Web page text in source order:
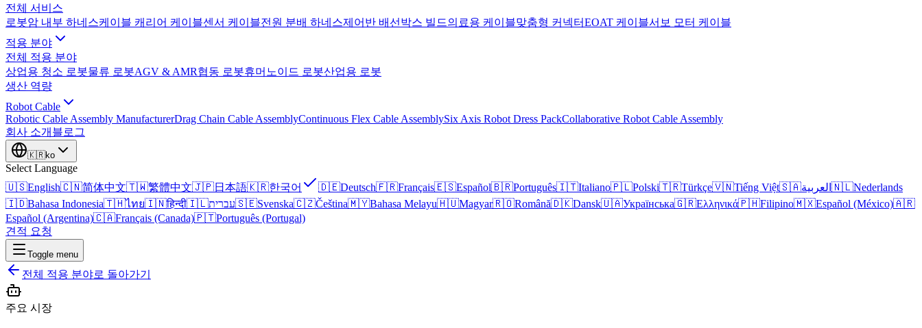
전체 서비스
로봇암 내부 하네스케이블 캐리어 케이블센서 케이블전원 분배 하네스제어반 배선 박스 빌드의료용 케이블맞춤형 커넥터EOAT 케이블서보 모터 케이블
적용 분야
전체 적용 분야
상업용 청소 로봇물류 로봇AGV & AMR협동 로봇휴머노이드 로봇산업용 로봇
생산 역량
Robot Cable
Robotic Cable Assembly ManufacturerDrag Chain Cable AssemblyContinuous Flex Cable AssemblySix Axis Robot Dress PackCollaborative Robot Cable Assembly
회사 소개 블로그
🇰🇷ko
Select Language
🇺🇸English🇨🇳简体中文🇹🇼繁體中文🇯🇵日本語🇰🇷한국어 🇩🇪Deutsch🇫🇷Français🇪🇸Español🇧🇷Português🇮🇹Italiano🇵🇱Polski🇹🇷Türkçe🇻🇳Tiếng Việt🇸🇦العربية 🇳🇱Nederlands
🇮🇩Bahasa Indonesia🇹🇭ไทย🇮🇳हिन्दी🇮🇱עברית🇸🇪Svenska🇨🇿Čeština🇲🇾Bahasa Melayu🇭🇺Magyar🇷🇴Română🇩🇰Dansk🇺🇦Українська🇬🇷Ελληνικά🇵🇭Filipino🇲🇽Español (México)🇦🇷
Español (Argentina)🇨🇦Français (Canada)🇵🇹Português (Portugal)
견적 요청
Toggle menu
전체 적용 분야로 돌아가기
주요 시장